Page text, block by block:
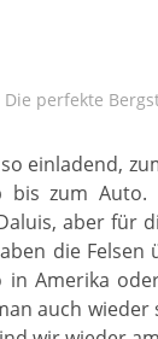
Die perfekte
einladend,
zum
aber für
die
Amerika
auch